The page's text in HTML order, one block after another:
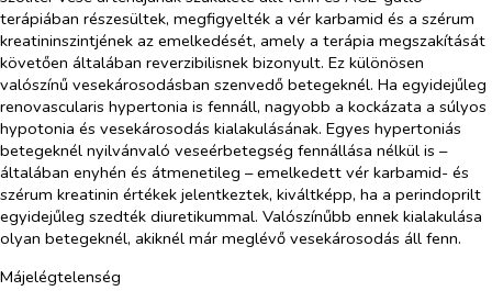
terápiában részesültek, megfigyelték a vér karbamid és a szérum
kreatininszintjének az emelkedését, amely a terápia megszakítását
követően általában reverzibilisnek bizonyult. Ez különösen
valószínű vesekárosodásban szenvedő betegeknél. Ha egyidejűleg
renovascularis hypertonia is fennáll, nagyobb a kockázata a súlyos
hypotonia és vesekárosodás kialakulásának. Egyes hypertoniás
betegeknél nyilvánvaló veseérbetegség fennállása nélkül is –
általában enyhén és átmenetileg – emelkedett vér karbamid- és
szérum kreatinin értékek jelentkeztek, kiváltképp, ha a perindoprilt
egyidejűleg szedték diuretikummal. Valószínűbb ennek kialakulása
olyan betegeknél, akiknél már meglévő vesekárosodás áll fenn.
Májelégtelenség